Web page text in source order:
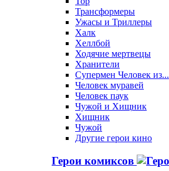
Трансформеры
Ужасы и Триллеры
Халк
Хеллбой
Ходячие мертвецы
Хранители
Супермен Человек из...
Человек муравей
Человек паук
Чужой и Хищник
Хищник
Чужой
Другие герои кино
Герои комиксов